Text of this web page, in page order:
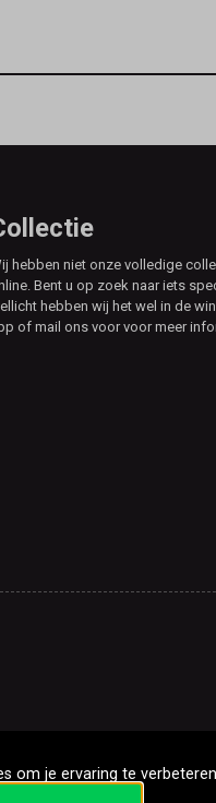
hebben niet onze volledige
Bent u op zoek naar iets
hebben wij het wel in de
of mail ons voor voor meer
om je ervaring te